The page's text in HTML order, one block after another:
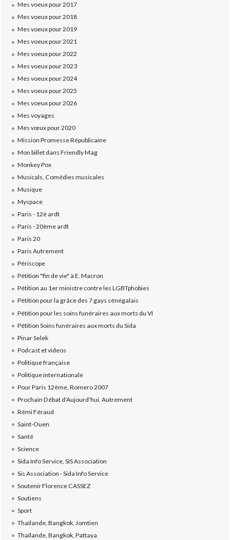
Mes voeux pour 2017
Mes voeux pour 2018
Mes voeux pour 2019
Mes voeux pour 2021
Mes voeux pour 2022
Mes voeux pour 2023
Mes voeux pour 2024
Mes voeux pour 2025
Mes voeux pour 2026
Mes voyages
Mes vœux pour 2020
Mission Promesse Républicaine
Mon billet dans Friendly Mag
Monkey Pox
Musicals, Comédies musicales
Musique
Myspace
Paris - 12è ardt
Paris - 20ème ardt
Paris 20
Paris Autrement
Périscope
Pétition "fin de vie" à E. Macron
Pétition au 1er ministre contre les LGBTphobies
Pétition pour la grâce des 7 gays sénégalais
Pétition pour les soins funéraires aux morts du VI
Pétition Soins funéraires aux morts du Sida
Pinar Selek
Podcast et videos
Politique française
Politique internationale
Pour Paris 12ème, Romero 2007
Prochain Débat d'Aujourd'hui, Autrement
Rémi Féraud
Saint-Ouen
Santé
Science
Sida Info Service, SIS Association
Sis Association - Sida Info Service
Soutenir Florence CASSEZ
Soutiens
Sport
Thaïlande, Bangkok, Jomtien
Thaïlande, Bangkok, Pattaya